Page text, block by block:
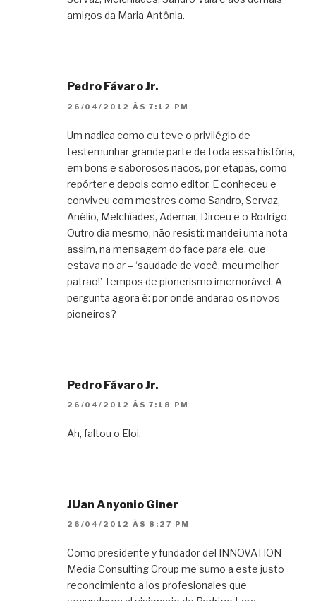
amigos da Maria Antônia.
Pedro Fávaro Jr.
26/04/2012 ÀS 7:12 PM
Um nadica como eu teve o privilégio de
testemunhar grande parte de toda essa história,
em bons e saborosos nacos, por etapas, como
repórter e depois como editor. E conheceu e
conviveu com mestres como Sandro, Servaz,
Anélio, Melchíades, Ademar, Dirceu e o Rodrigo.
Outro dia mesmo, não resisti: mandei uma nota
assim, na mensagem do face para ele, que
estava no ar – ‘saudade de você, meu melhor
patrão!’ Tempos de pionerismo imemorável. A
pergunta agora é: por onde andarão os novos
pioneiros?
Pedro Fávaro Jr.
26/04/2012 ÀS 7:18 PM
Ah, faltou o Eloi.
JUan Anyonio Giner
26/04/2012 ÀS 8:27 PM
Como presidente y fundador del INNOVATION
Media Consulting Group me sumo a este justo
reconcimiento a los profesionales que